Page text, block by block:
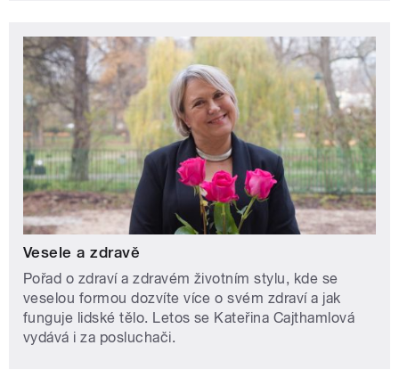
Vesele a zdravě
Pořad o zdraví a zdravém životním stylu, kde se
veselou formou dozvíte více o svém zdraví a jak
funguje lidské tělo. Letos se Kateřina Cajthamlová
vydává i za posluchači.